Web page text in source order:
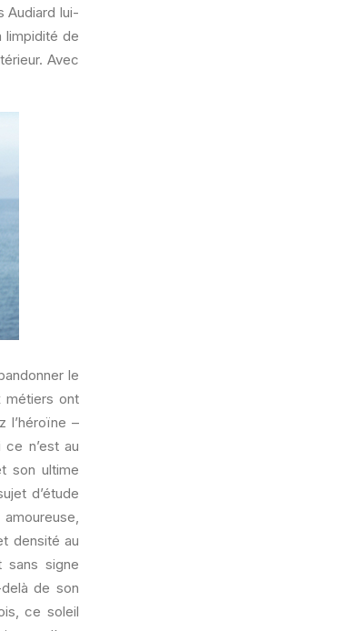
Audiard lui-
limpidité de
Avec
le
métiers ont
l’héroïne –
n’est au
son ultime
d’étude
densité au
sans signe
de son
ce soleil